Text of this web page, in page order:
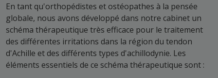
En tant qu'orthopédistes et ostéopathes à la pensée
globale, nous avons développé dans notre cabinet un
schéma thérapeutique très efficace pour le traitement
des différentes irritations dans la région du tendon
d'Achille et des différents types d'achillodynie. Les
éléments essentiels de ce schéma thérapeutique sont :